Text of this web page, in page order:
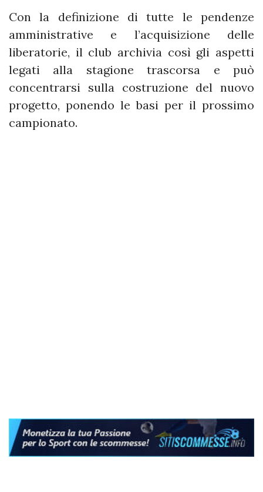
Con la definizione di tutte le pendenze
amministrative e l’acquisizione delle
liberatorie, il club archivia così gli aspetti
legati alla stagione trascorsa e può
concentrarsi sulla costruzione del nuovo
progetto, ponendo le basi per il prossimo
campionato.